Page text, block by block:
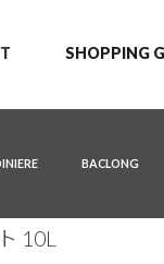
SHOPPING
BACLONG
10L